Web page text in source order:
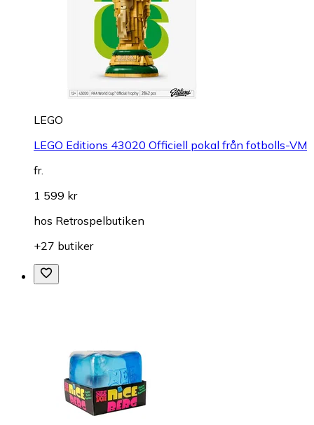
LEGO
LEGO Editions 43020 Officiell pokal från fotbolls-VM
fr.
1 599 kr
hos Retrospelbutiken
+27 butiker